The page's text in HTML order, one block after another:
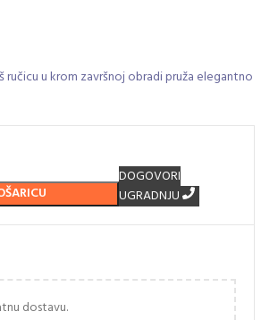
ručicu u krom završnoj obradi pruža elegantno
DOGOVORI
UGRADNJU
dostavu.